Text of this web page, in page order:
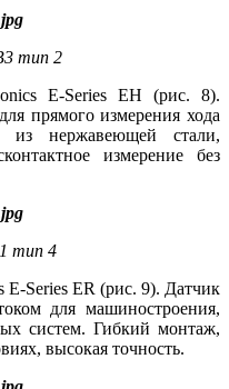
тип 2
E-Series EH (рис. 8).
прямого измерения хо­да
из нержавеющей стали,
измерение без
тип 4
E-Series ER (рис. 9). Датчик
для машиностроения,
систем. Гибкий монтаж,
высокая точность.